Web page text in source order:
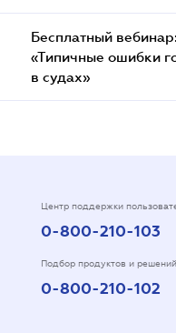
Бесплатный вебинар:
«Типичные ошибки
в судах»
Центр поддержки
0-800-210-103
Подбор продуктов и решений
0-800-210-102